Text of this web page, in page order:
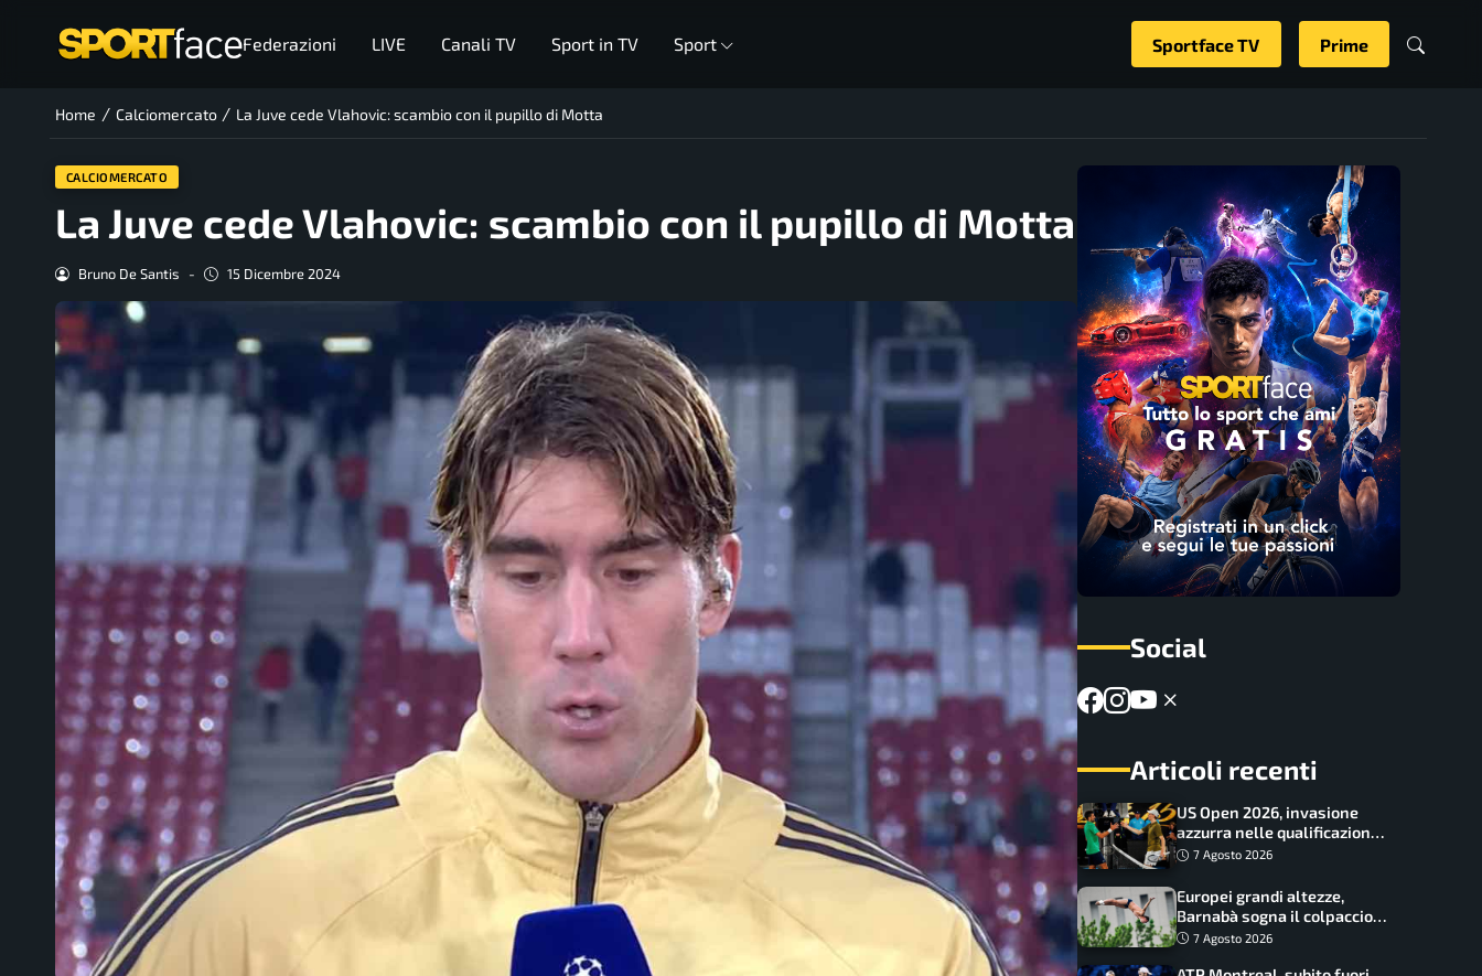
Federazioni LIVE Canali TV Sport in TV Sport Sportface TV Prime
Home / Calciomercato / La Juve cede Vlahovic: scambio con il pupillo di Motta
CALCIOMERCATO
La Juve cede Vlahovic: scambio con il pupillo di Motta
Bruno De Santis - 15 Dicembre 2024
Social
Articoli recenti
US Open 2026, invasione
azzurra nelle qualificazioni:
17 italiani a caccia del main
7 Agosto 2026
Europei grandi altezze,
Barnabà sogna il colpaccio:
è leader a metà gara, Baraldi
7 Agosto 2026